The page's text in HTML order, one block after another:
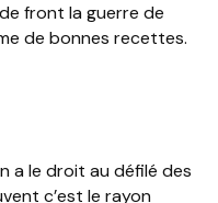
front la guerre de
de bonnes recettes.
a le droit au défilé des
c’est le rayon